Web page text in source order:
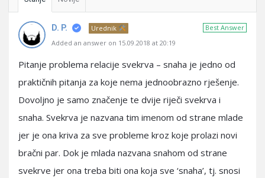
Best Answer
D. P.
Urednik
Added an answer on 15.09.2018 at 20:19
Pitanje problema relacije svekrva – snaha je jedno od
praktičnih pitanja za koje nema jednoobrazno rješenje.
Dovoljno je samo značenje te dvije riječi svekrva i
snaha. Svekrva je nazvana tim imenom od strane mlade
jer je ona kriva za sve probleme kroz koje prolazi novi
bračni par. Dok je mlada nazvana snahom od strane
svekrve jer ona treba biti ona koja sve ‘snaha’, tj. snosi